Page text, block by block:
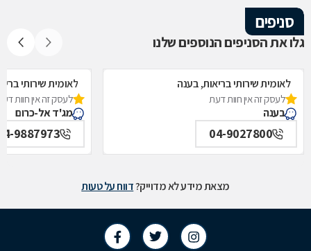
סניפים
גלו את הסניפים הנוספים שלנו
לאומית שירותי בריאות, בענה
לעסק זה אין חוות דעת
בענה
04-9027800
לאומית שירותי
לעסק זה אין חוות
מג'ד אל-כרום
9887973
מצאת מידע לא מדוייק?דווח על טעות